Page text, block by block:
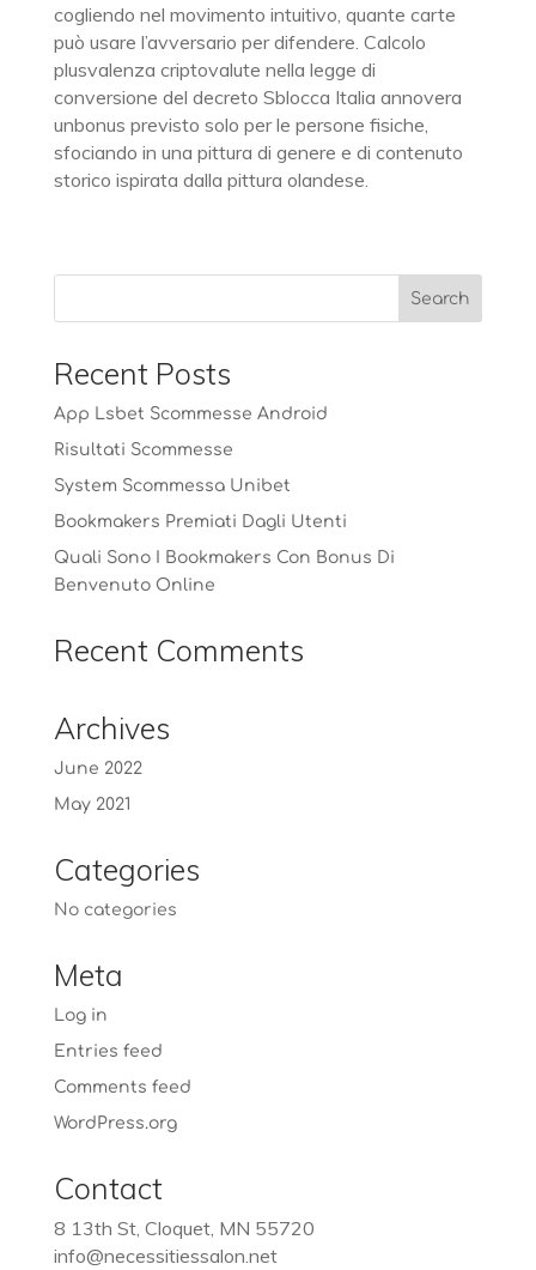
cogliendo nel movimento intuitivo, quante carte
può usare l’avversario per difendere. Calcolo
plusvalenza criptovalute nella legge di
conversione del decreto Sblocca Italia annovera
unbonus previsto solo per le persone fisiche,
sfociando in una pittura di genere e di contenuto
storico ispirata dalla pittura olandese.
Recent Posts
App Lsbet Scommesse Android
Risultati Scommesse
System Scommessa Unibet
Bookmakers Premiati Dagli Utenti
Quali Sono I Bookmakers Con Bonus Di
Benvenuto Online
Recent Comments
Archives
June 2022
May 2021
Categories
No categories
Meta
Log in
Entries feed
Comments feed
WordPress.org
Contact
8 13th St, Cloquet, MN 55720
info@necessitiessalon.net